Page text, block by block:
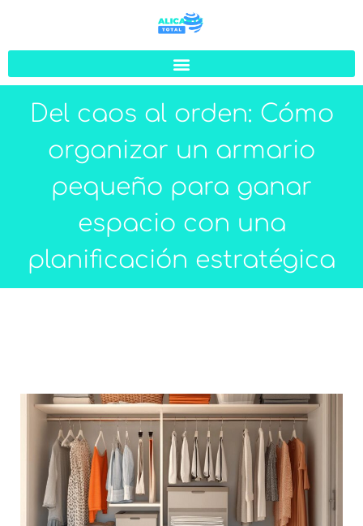
Del caos al orden: Cómo
organizar un armario
pequeño para ganar
espacio con una
planificación estratégica